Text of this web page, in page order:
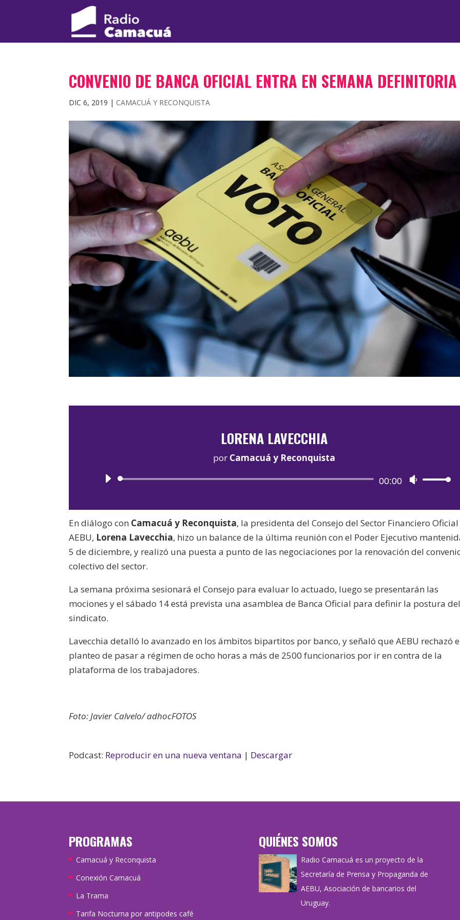
CONVENIO DE BANCA OFICIAL ENTRA EN SEMANA DEFINITORIA
DIC 6, 2019 | CAMACUÁ Y RECONQUISTA
LORENA LAVECCHIA
por Camacuá y Reconquista
Reproductor
audio
00:00
Utiliza
teclas
de
flecha
arriba/
o
disminuir
volumen.
En diálogo con Camacuá y Reconquista, la presidenta del Consejo del Sector Financiero Oficial
AEBU, Lorena Lavecchia, hizo un balance de la última reunión con el Poder Ejecutivo
5 de diciembre, y realizó una puesta a punto de las negociaciones por la renovación del
colectivo del sector.
La semana próxima sesionará el Consejo para evaluar lo actuado, luego se presentarán las
mociones y el sábado 14 está prevista una asamblea de Banca Oficial para definir la postura del
sindicato.
Lavecchia detalló lo avanzado en los ámbitos bipartitos por banco, y señaló que AEBU rechazó
planteo de pasar a régimen de ocho horas a más de 2500 funcionarios por ir en contra de la
plataforma de los trabajadores.
Foto: Javier Calvelo/ adhocFOTOS
Podcast: Reproducir en una nueva ventana | Descargar
PROGRAMAS
Camacuá y Reconquista
Conexión Camacuá
La Trama
Tarifa Nocturna por antipodes café
QUIÉNES SOMOS
Radio Camacuá es un proyecto de la
Secretaría de Prensa y Propaganda de
AEBU, Asociación de bancarios del
Uruguay.